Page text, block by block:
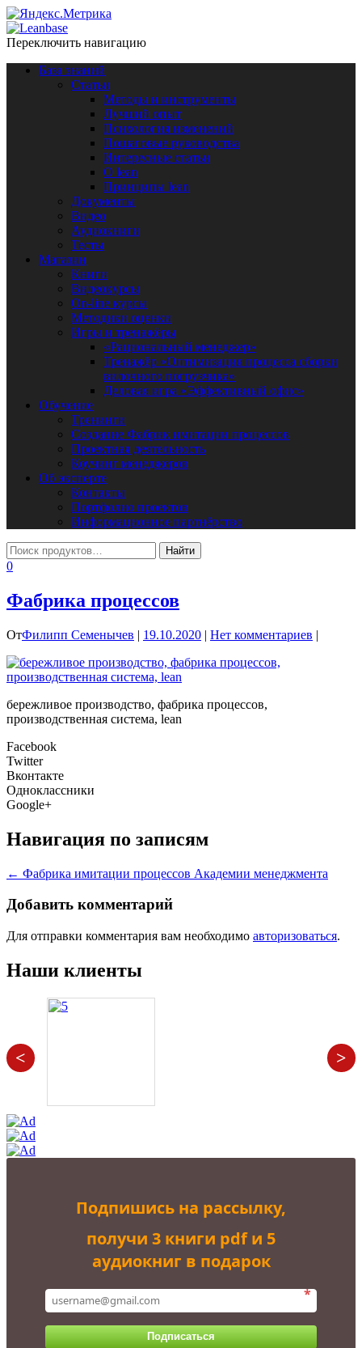
Переключить навигацию
База знаний
Статьи
Методы и инструменты
Лучший опыт
Психология изменений
Пошаговые руководства
Интересные статьи
O lean
Принципы lean
Документы
Видео
Аудиокниги
Тесты
Магазин
Книги
Видеокурсы
On-line курсы
Методики оценки
Игры и тренажёры
«Рациональный менеджер»
Тренажёр «Оптимизация процесса сборки
вилочного погрузчика»
Деловая игра «Эффективный офис»
Обучение
Тренинги
Создание Фабрик имитации процессов
Проектная деятельность
Коучинг менеджеров
Об эксперте
Контакты
Портфолио проектов
Информационное партнёрство
0
Фабрика процессов
ОтФилипп Семенычев | 19.10.2020 | Нет комментариев |
бережливое производство, фабрика процессов,
производственная система, lean
Facebook
Twitter
Вконтакте
Одноклассники
Google+
Навигация по записям
← Фабрика имитации процессов Академии менеджмента
Добавить комментарий
Для отправки комментария вам необходимо авторизоваться.
Наши клиенты
< >
Подпишись на рассылку,
получи 3 книги pdf и 5
аудиокниг в подарок
*
Подписаться